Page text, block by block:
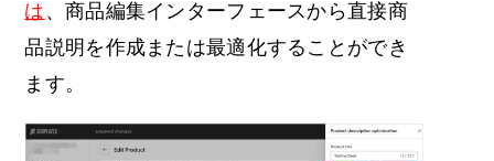
は 、商品編集インターフェースから直接商
品説明を作成または最適化することができ
ます。